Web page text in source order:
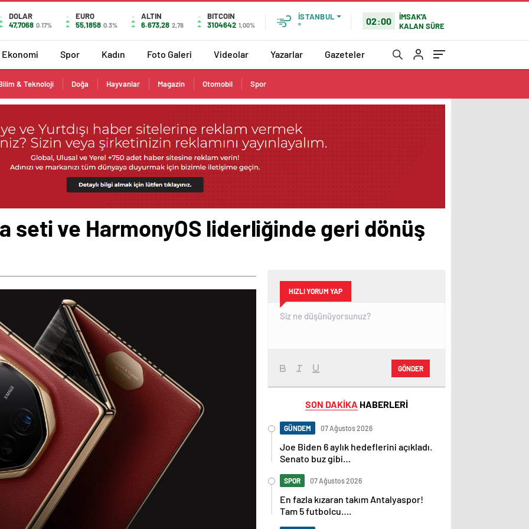
DOLAR
47,7068 0.17%
EURO
55,1858 0.3%
ALTIN
6.673,28 2,78
BITCOIN
3104642 1,00%
İSTANBUL
°
02:00
İMSAK'A
KALAN SÜRE
Ekonomi Spor Kadın Foto Galeri Videolar Yazarlar Gazeteler
& Teknoloji Doğa Hayvanlar Magazin Otomobil Spor
seti ve HarmonyOS liderliğinde geri dönüş
HIZLI YORUM YAP
GÖNDER
SON DAKİKA HABERLERİ
GÜNDEM 07 Ağustos 2026
Joe Biden 6 aylık hedeflerini açıkladı.
Senato buz gibi…
SPOR 07 Ağustos 2026
En fazla kızaran takım Antalyaspor!
Tam 5 futbolcu….